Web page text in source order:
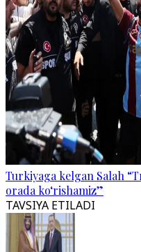
Turkiyaga kelgan Salah
orada ko‘rishamiz”
TAVSIYA ETILADI